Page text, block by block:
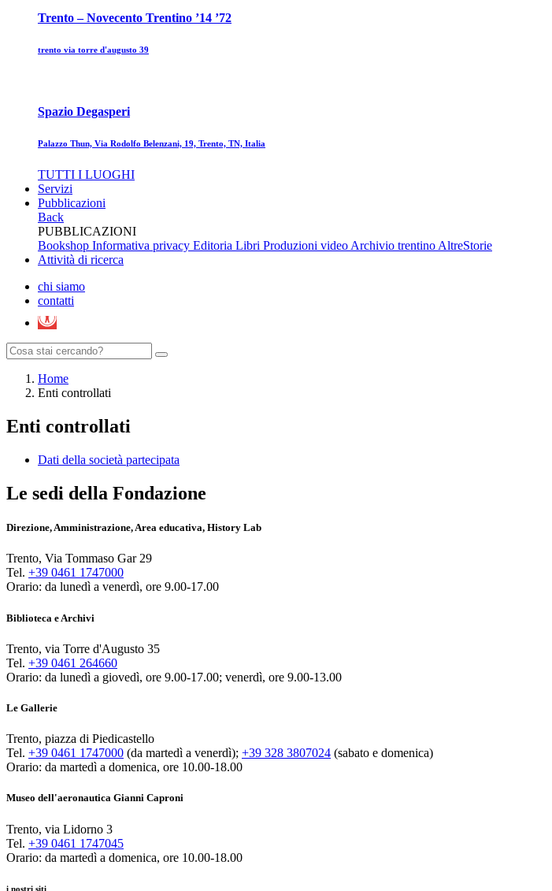
Trento – Novecento Trentino ’14 ’72
trento via torre d'augusto 39
Spazio Degasperi
Palazzo Thun, Via Rodolfo Belenzani, 19, Trento, TN, Italia
TUTTI I LUOGHI
Servizi
Pubblicazioni
Back
PUBBLICAZIONI
Bookshop Informativa privacy Editoria Libri Produzioni videoArchivio trentinoAltreStorie
Attività di ricerca
chi siamo
contatti
Home
Enti controllati
Enti controllati
Dati della società partecipata
Le sedi della Fondazione
Direzione, Amministrazione, Area educativa, History Lab
Trento, Via Tommaso Gar 29
Tel. +39 0461 1747000
Orario: da lunedì a venerdì, ore 9.00-17.00
Biblioteca e Archivi
Trento, via Torre d'Augusto 35
Tel. +39 0461 264660
Orario: da lunedì a giovedì, ore 9.00-17.00; venerdì, ore 9.00-13.00
Le Gallerie
Trento, piazza di Piedicastello
Tel. +39 0461 1747000 (da martedì a venerdì); +39 328 3807024 (sabato e domenica)
Orario: da martedì a domenica, ore 10.00-18.00
Museo dell'aeronautica Gianni Caproni
Trento, via Lidorno 3
Tel. +39 0461 1747045
Orario: da martedì a domenica, ore 10.00-18.00
i nostri siti